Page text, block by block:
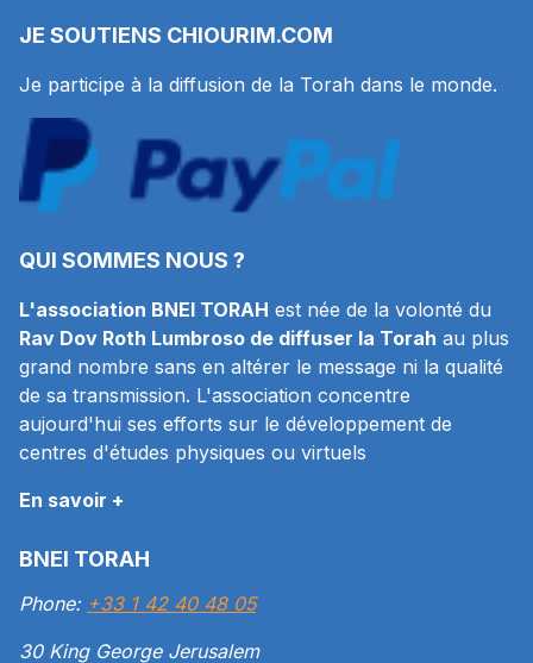
JE SOUTIENS CHIOURIM.COM
Je participe à la diffusion de la Torah dans le monde.
QUI SOMMES NOUS ?
L'association BNEI TORAH est née de la volonté du
Rav Dov Roth Lumbroso de diffuser la Torah au plus
grand nombre sans en altérer le message ni la qualité
de sa transmission. L'association concentre
aujourd'hui ses efforts sur le développement de
centres d'études physiques ou virtuels
En savoir +
BNEI TORAH
Phone: +33 1 42 40 48 05
30 King George Jerusalem